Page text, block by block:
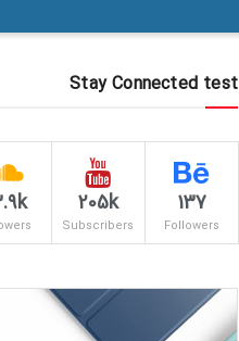
Stay Connected test
137
Followers
205k
Subscribers